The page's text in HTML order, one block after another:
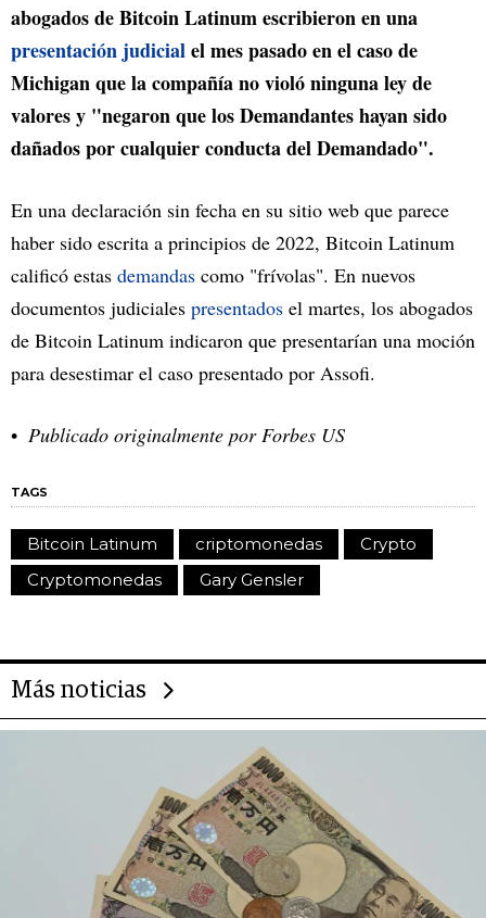
abogados de Bitcoin Latinum escribieron en una
presentación judicialel mes pasado en el caso de
Michigan que la compañía no violó ninguna ley de
valores y "negaron que los Demandantes hayan sido
dañados por cualquier conducta del Demandado".
En una declaración sin fecha en su sitio web que parece
haber sido escrita a principios de 2022, Bitcoin Latinum
calificó estas demandas como "frívolas". En nuevos
documentos judiciales presentados el martes, los abogados
de Bitcoin Latinum indicaron que presentarían una moción
para desestimar el caso presentado por Assofi.
Publicado originalmente por Forbes US
TAGS
Bitcoin Latinum criptomonedas
Crypto
Cryptomonedas
Gary Gensler
Más noticias